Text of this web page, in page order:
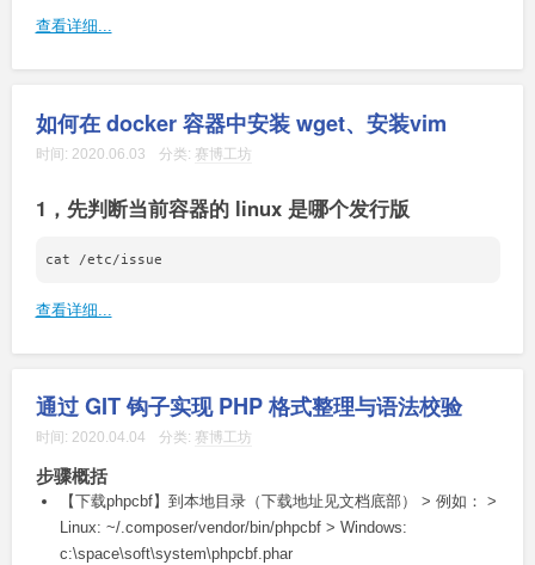
查看详细...
如何在 docker 容器中安装 wget、安装vim
时间: 2020.06.03 分类: 赛博工坊
1，先判断当前容器的 linux 是哪个发行版
查看详细...
通过 GIT 钩子实现 PHP 格式整理与语法校验
时间: 2020.04.04 分类: 赛博工坊
步骤概括
【下载phpcbf】到本地目录（下载地址见文档底部） > 例如： >
Linux: ~/.composer/vendor/bin/phpcbf > Windows:
c:\space\soft\system\phpcbf.phar